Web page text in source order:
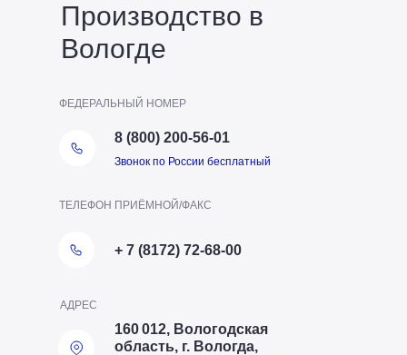
Производство в
Вологде
+ 7 (8172) 72-68-00
ТЕЛЕФОН ПРИЁМНОЙ/ФАКС
160 012, Вологодская
область, г. Вологда,
АДРЕС
ФЕДЕРАЛЬНЫЙ НОМЕР
8 (800) 200-56-01
Звонок по России бесплатный